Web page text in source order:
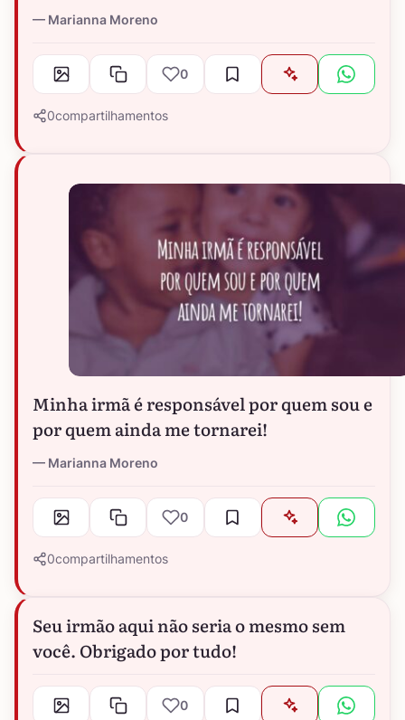
Marianna Moreno
0
0compartilhamentos
Minha irmã é responsável por quem sou e
por quem ainda me tornarei!
Marianna Moreno
0
0compartilhamentos
Seu irmão aqui não seria o mesmo sem
você. Obrigado por tudo!
0